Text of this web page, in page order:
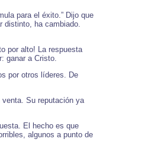
para el éxito.” Dijo que
distinto, ha cambiado.
por alto! La respuesta
ganar a Cristo.
por otros líderes. De
Su reputación ya
El hecho es que
algunos a punto de